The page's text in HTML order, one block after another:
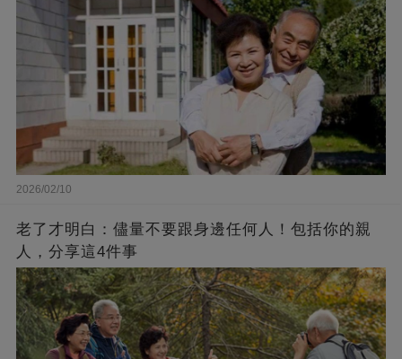
2026/02/10
老了才明白：儘量不要跟身邊任何人！包括你的親
人，分享這4件事